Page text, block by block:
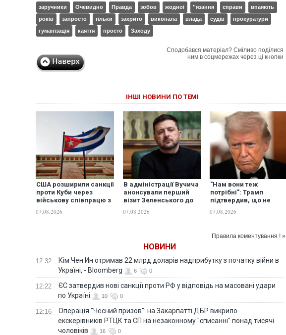
заручники Очевидно Правда зобов жодноі ''язання справи
впаяють
років
запросто тільки закрито виконала влада судів
прокуратури
гуманізація
каяття просто Заходу
Сподобався матеріал? Сміливо поділися
ним в соцмережах через ці кнопки
ІНШІ НОВИНИ ПО ТЕМІ
США розширили санкції
проти Куби через
військову співпрацю з
07.08.2026
В адміністрації Вучича
анонсували перший
візит Зеленського до
07.08.2026
"Нам вони теж
потрібні": Трамп
підтвердив, що не
перехоплювачі до
07.08.2026
Правила коментування ! »
НОВИНИ
12:32
Кім Чен Ин отримав 22 млрд доларів надприбутку з початку війни в
Україні, - Bloomberg
6 0
12:22
ЄС затвердив нові санкції проти РФ у відповідь на масовані удари
по Україні
10 0
12:16
Операція "Чесний призов": на Закарпатті ДБР викрило
екскерівників РТЦК та СП на незаконному "списанні" понад тисячі
чоловіків
16 0